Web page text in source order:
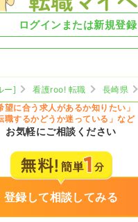
ログインまたは新規登録
ー] 看護roo! 転職 長崎県
望に合う求人があるか知りたい」
職するかどうか迷っている」など
お気軽にご相談ください
登録して相談してみる